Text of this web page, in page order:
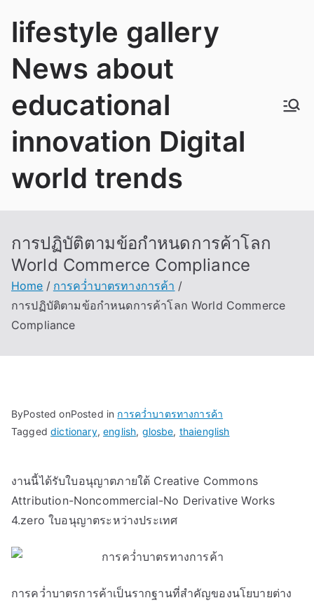
lifestyle gallery
News about
educational
innovation Digital
world trends
การปฏิบัติตามข้อกำหนดการค้าโลก
World Commerce Compliance
Home
การคว่ำบาตรทางการค้า
การปฏิบัติตามข้อกำหนดการค้าโลก World Commerce
Compliance
ByPosted onPosted in การคว่ำบาตรทางการค้า
Taggeddictionary,english, glosbe, thaienglish
งานนี้ได้รับใบอนุญาตภายใต้ Creative Commons
Attribution-Noncommercial-No Derivative Works
4.zero ใบอนุญาตระหว่างประเทศ
การคว่ำบาตรการค้าเป็นรากฐานที่สำคัญของนโยบายต่าง